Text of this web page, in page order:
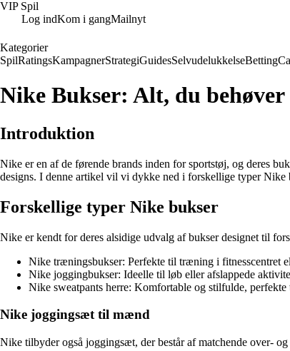
VIP Spil
Log indKom i gangMailnyt
Kategorier
SpilRatingsKampagnerStrategiGuidesSelvudelukkelseBetting
Nike Bukser: Alt, du
Introduktion
Nike er en af de førende brands inden for sportstøj, og deres
designs. I denne artikel vil vi dykke ned i forskellige typer
Forskellige typer Nike bukser
Nike er kendt for deres alsidige udvalg af bukser designet til
Nike træningsbukser: Perfekte til træning i fitnesscentret
Nike joggingbukser: Ideelle til løb eller afslappede
Nike sweatpants herre: Komfortable og stilfulde, perfekte
Nike joggingsæt til mænd
Nike tilbyder også joggingsæt, der består af matchende over-